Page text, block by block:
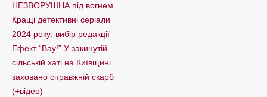
НЕЗВОРУШНА під вогнем
Кращі детективні серіали
2024 року: вибір редакції
Ефект “Вау!” У закинутій
сільській хаті на Київщині
заховано справжній скарб
(+відео)